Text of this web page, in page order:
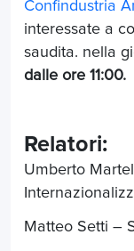
Confindustria
interessate a
saudita. nella
dalle ore 11:00.
Relatori:
Umberto
Matteo Setti –